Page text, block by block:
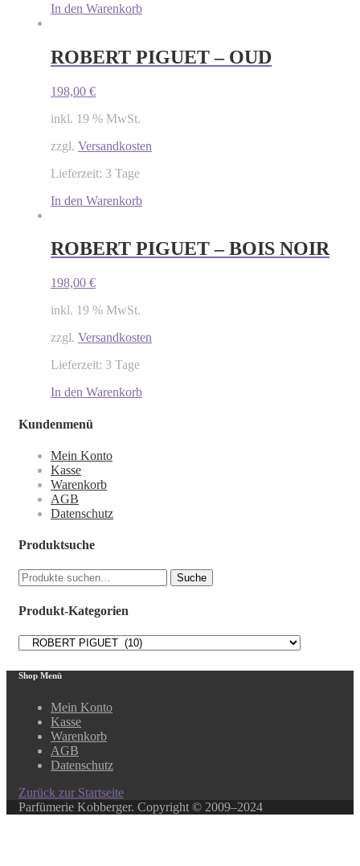
In den Warenkorb
ROBERT PIGUET – OUD
198,00 €
inkl. 19 % MwSt.
zzgl. Versandkosten
Lieferzeit: 3 Tage
In den Warenkorb
ROBERT PIGUET – BOIS NOIR
198,00 €
inkl. 19 % MwSt.
zzgl. Versandkosten
Lieferzeit: 3 Tage
In den Warenkorb
Kundenmenü
Mein Konto
Kasse
Warenkorb
AGB
Datenschutz
Produktsuche
Suche
nach:
Suche
Produkt-Kategorien
Shop Menü
Mein Konto
Kasse
Warenkorb
AGB
Datenschutz
Zurück zur Startseite
Parfümerie Kobberger. Copyright © 2009–2024